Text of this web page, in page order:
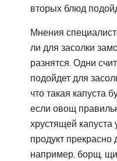
вторых блюд
Мнения
ли для засолки
разнятся. Одни
подойдет для
что такая капуста
если овощ
хрустящей капуста
продукт
например, борщ, щи